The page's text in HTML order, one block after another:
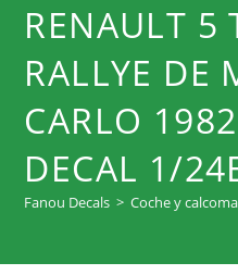
RENAULT 5
RALLYE DE
CARLO
DECAL 1/
Fanou Decals > Coche y